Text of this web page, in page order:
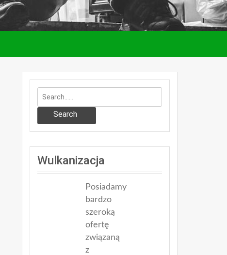
Search
Wulkanizacja
Posiadamy
bardzo
szeroką
ofertę
związaną
z